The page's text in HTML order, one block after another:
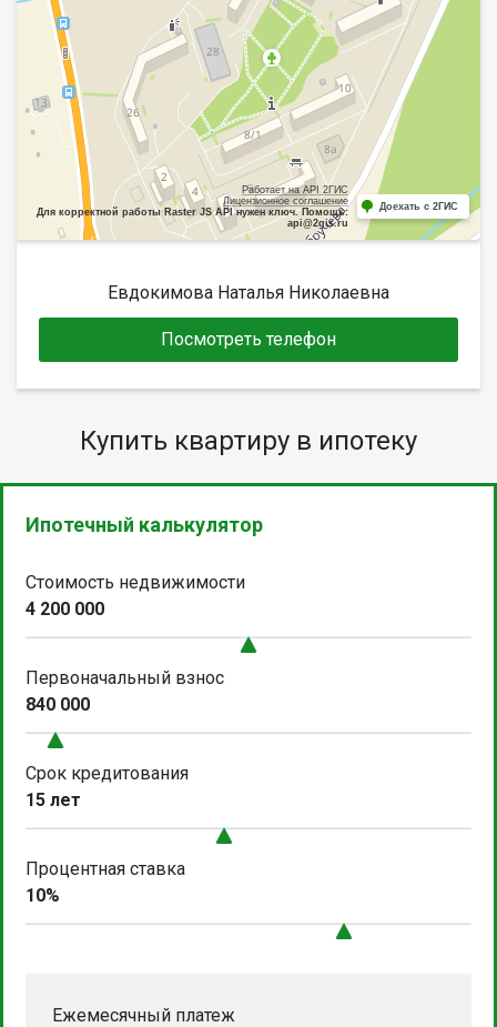
Работает на API 2ГИС
Лицензионное соглашение
Для корректной работы Raster JS API нужен ключ. Помощь:
api@2gis.ru
Доехать с 2ГИС
Евдокимова Наталья Николаевна
Посмотреть телефон
Купить квартиру в ипотеку
Ипотечный калькулятор
Стоимость недвижимости
4 200 000
Первоначальный взнос
840 000
Срок кредитования
15 лет
Процентная ставка
10%
Ежемесячный платеж